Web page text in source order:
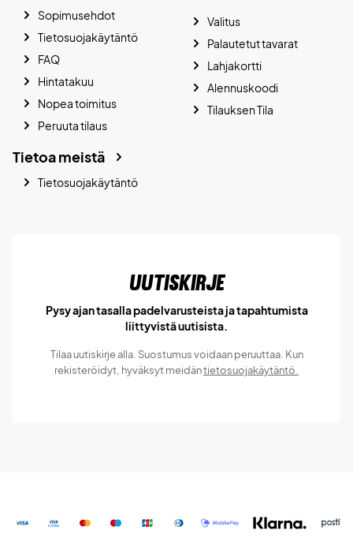
Sopimusehdot
Tietosuojakäytäntö
FAQ
Hintatakuu
Nopea toimitus
Peruuta tilaus
Valitus
Palautetut tavarat
Lahjakortti
Alennuskoodi
Tilauksen Tila
Tietoa meistä
Tietosuojakäytäntö
Uutiskirje
Pysy ajan tasalla padelvarusteista ja tapahtumista
liittyvistä uutisista.
Tilaa uutiskirje alla. Suostumus voidaan peruuttaa. Kun
rekisteröidyt, hyväksyt meidäntietosuojakäytäntö.